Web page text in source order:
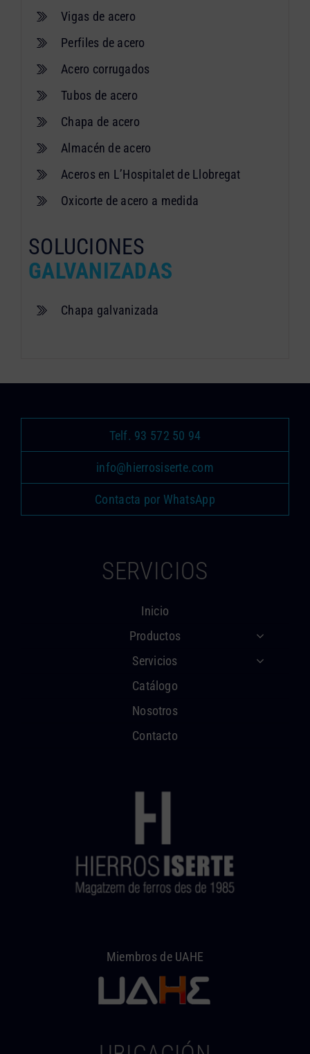
Vigas de acero
Perfiles de acero
Acero corrugados
Tubos de acero
Chapa de acero
Almacén de acero
Aceros en L’Hospitalet de Llobregat
Oxicorte de acero a medida
SOLUCIONES
GALVANIZADAS
Chapa galvanizada
Telf. 93 572 50 94
info@hierrosiserte.com
Contacta por WhatsApp
SERVICIOS
Inicio
Productos
Servicios
Catálogo
Nosotros
Contacto
Miembros de UAHE